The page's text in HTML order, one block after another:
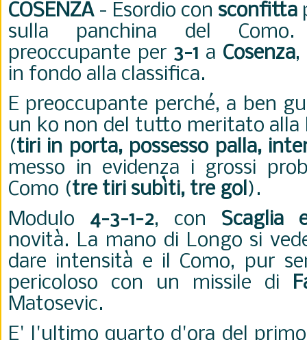
COSENZA- Esordio con sconfitta
sulla panchina del
preoccupante per 3-1 a Cosenza,
in fondo alla classifica.
E preoccupante perché, a ben
un ko non del tutto meritato alla
(tiri in porta, possesso palla,
messo in evidenza i grossi
Como (tre tiri subìti, tre gol).
Modulo 4-3-1-2, con Scaglia
novità. La mano di Longo si
dare intensità e il Como, pur
pericoloso con un missile di
Matosevic.
E' l'ultimo quarto d'ora del